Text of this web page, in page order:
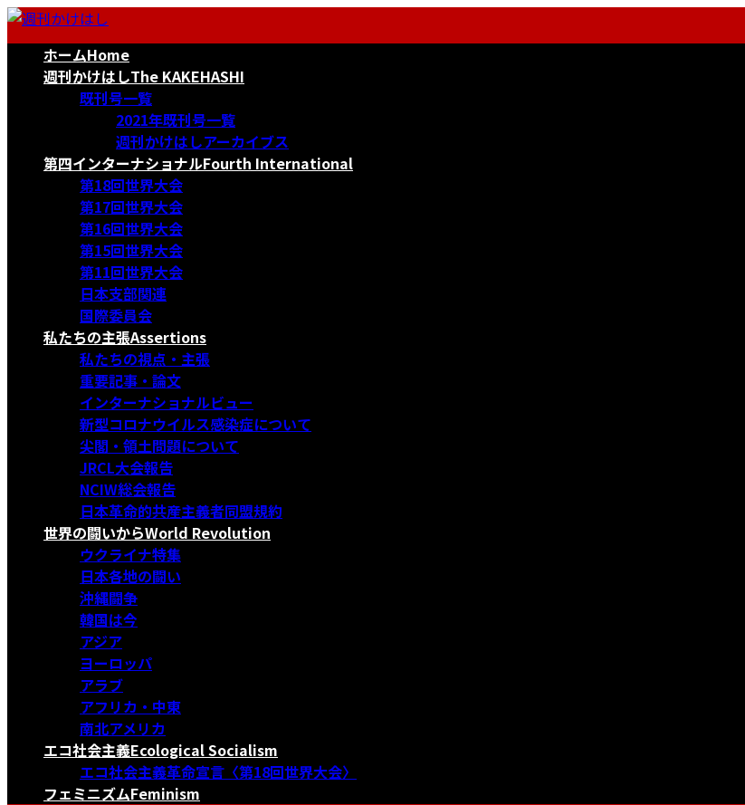
コ
ナ
ホームHome
週刊かけはしThe KAKEHASHI
既刊号一覧
2021年既刊号一覧
週刊かけはしアーカイブス
第四インターナショナルFourth International
第18回世界大会
第17回世界大会
第16回世界大会
第15回世界大会
第11回世界大会
日本支部関連
国際委員会
私たちの主張Assertions
私たちの視点・主張
重要記事・論文
インターナショナルビュー
新型コロナウイルス感染症について
尖閣・領土問題について
JRCL大会報告
NCIW総会報告
日本革命的共産主義者同盟規約
世界の闘いからWorld Revolution
ウクライナ特集
日本各地の闘い
沖縄闘争
韓国は今
アジア
ヨーロッパ
アラブ
アフリカ・中東
南北アメリカ
エコ社会主義Ecological Socialism
エコ社会主義革命宣言〈第18回世界大会〉
フェミニズムFeminism